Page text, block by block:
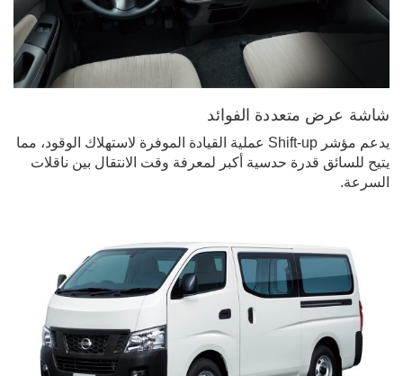
شاشة عرض متعددة الفوائد
يدعم مؤشر Shift-up عملية القيادة الموفرة لاستهلاك الوقود، مما
يتيح للسائق قدرة حدسية أكبر لمعرفة وقت الانتقال بين ناقلات
السرعة.